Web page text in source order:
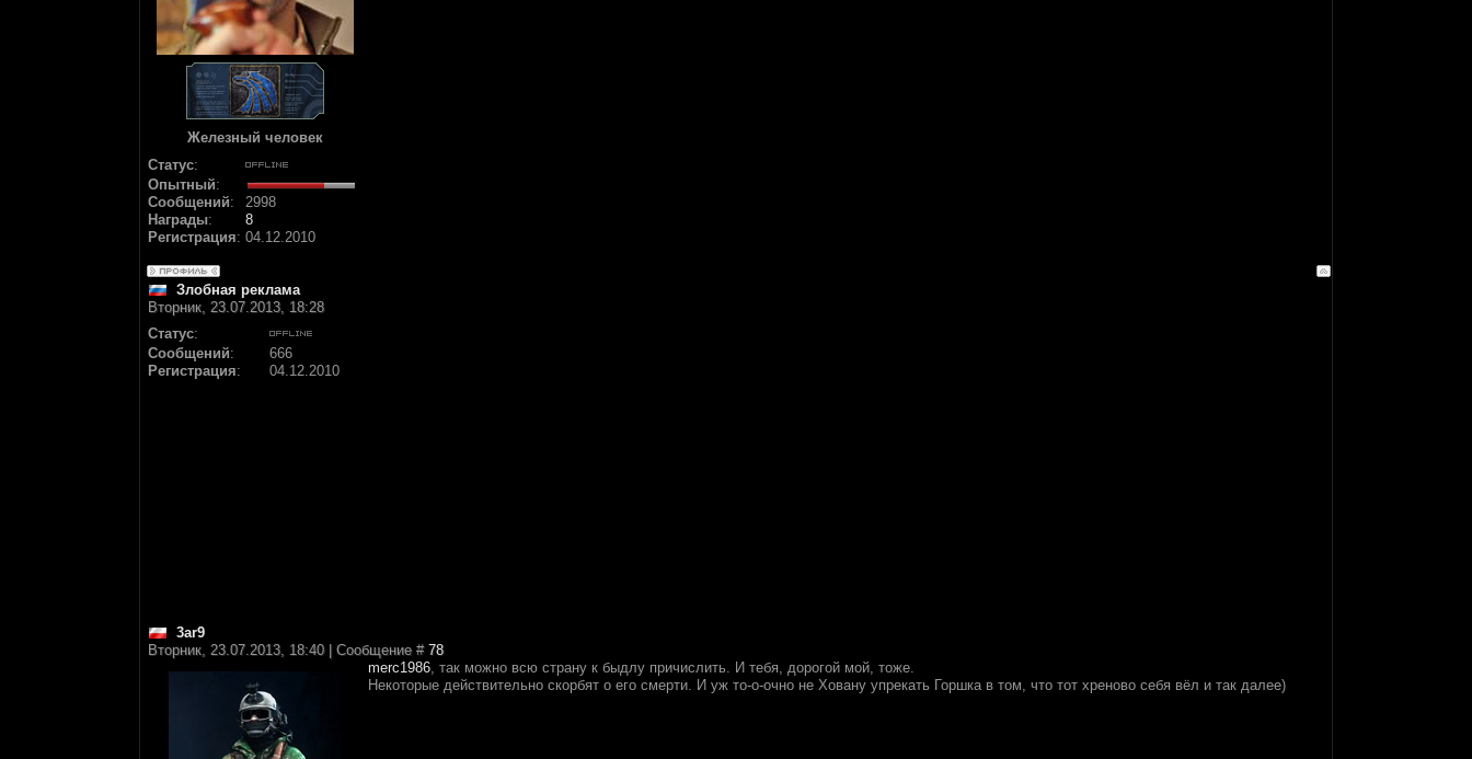
Железный человек
Статус:
Опытный:
Сообщений:
2998
Награды:
8
Регистрация: 04.12.2010
Злобная реклама
Вторник, 23.07.2013, 18:28
Статус:
Сообщений:
666
Регистрация: 04.12.2010
3ar9
Вторник, 23.07.2013, 18:40 | Сообщение # 78
merc1986, так можно всю страну к быдлу причислить. И тебя, дорогой мой, тоже.
Некоторые действительно скорбят о его смерти. И уж то-о-очно не Ховану упрекать Горшка в том, что тот хреново себя вёл и так далее)